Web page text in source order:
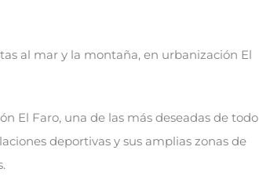
al mar y la montaña, en urbanización El
El Faro, una de las más deseadas de todo
deportivas y sus amplias zonas de
.